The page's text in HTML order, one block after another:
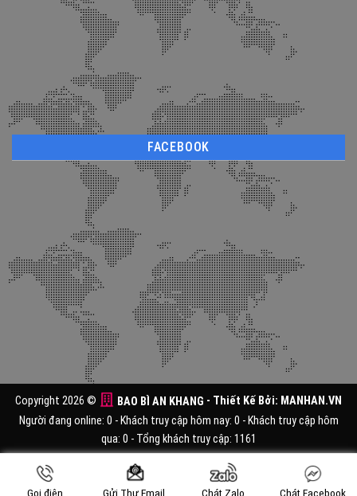
FACEBOOK
Copyright 2026 © BAO BÌ AN KHANG - Thiết Kế Bởi: MANHAN.VN
Người đang online: 0 - Khách truy cập hôm nay: 0 - Khách truy cập hôm
qua: 0 - Tổng khách truy cập: 1161
Gọi điện Gửi Thư Email Chát Zalo Chát Facebook